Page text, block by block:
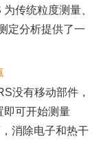
传统粒度测量、
定分析提供了一
没有移动部件，
即可开始测量
消除电子和热干